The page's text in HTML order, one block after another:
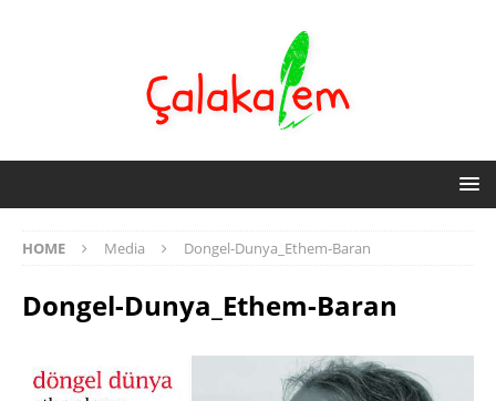
HOME Media Dongel-Dunya_Ethem-Baran
Dongel-Dunya_Ethem-Baran